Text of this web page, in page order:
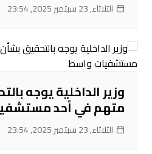
الثلاثاء, 23 سبتمبر 2025, 23:54
‌وزير الداخلية يوجه
متهم في أحد
الثلاثاء, 23 سبتمبر 2025, 23:54